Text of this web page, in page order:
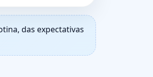
das expectativas